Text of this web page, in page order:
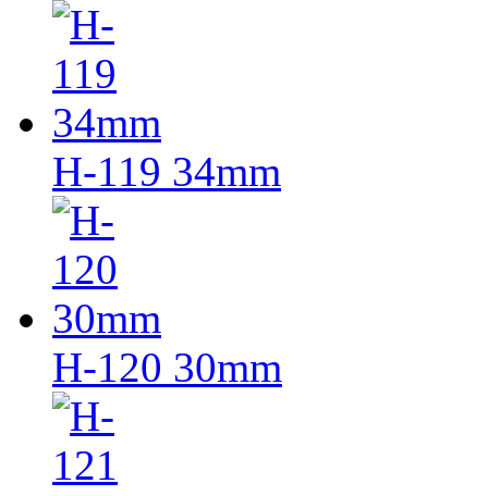
H-119 34mm
H-120 30mm